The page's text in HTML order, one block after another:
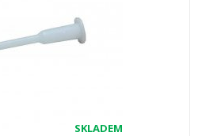
SKLADEM